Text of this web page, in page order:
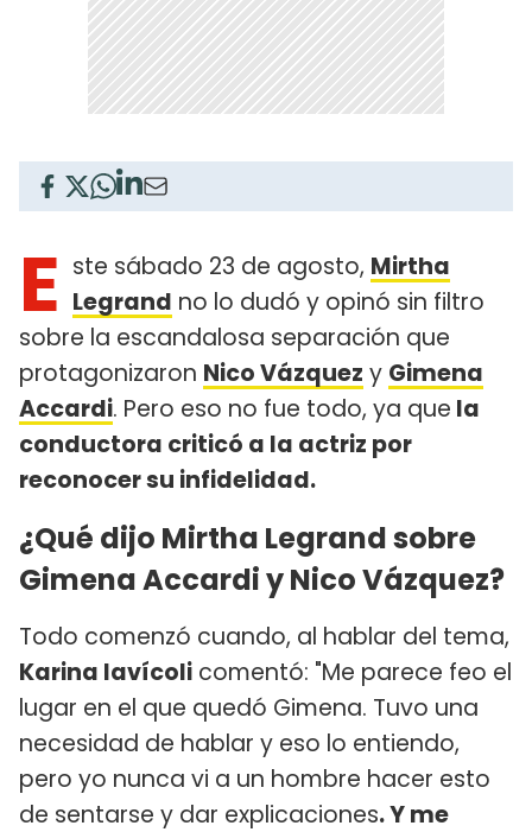
E ste sábado 23 de agosto, Mirtha
Legrand no lo dudó y opinó sin filtro
sobre la escandalosa separación que
protagonizaron Nico Vázquez y Gimena
Accardi. Pero eso no fue todo, ya que la
conductora criticó a la actriz por
reconocer su infidelidad.
¿Qué dijo Mirtha Legrand sobre
Gimena Accardi y Nico Vázquez?
Todo comenzó cuando, al hablar del tema,
Karina Iavícoli comentó: "Me parece feo el
lugar en el que quedó Gimena. Tuvo una
necesidad de hablar y eso lo entiendo,
pero yo nunca vi a un hombre hacer esto
de sentarse y dar explicaciones. Y me